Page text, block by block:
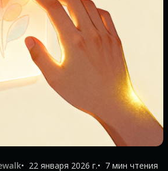
22 января 2026 г. 7 мин чтения